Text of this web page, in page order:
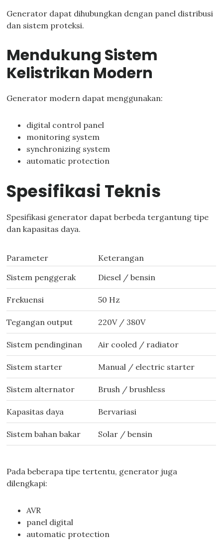
Generator dapat dihubungkan dengan panel distribusi
dan sistem proteksi.
Mendukung Sistem
Kelistrikan Modern
Generator modern dapat menggunakan:
digital control panel
monitoring system
synchronizing system
automatic protection
Spesifikasi Teknis
Spesifikasi generator dapat berbeda tergantung tipe
dan kapasitas daya.
Parameter
Keterangan
Sistem penggerak
Diesel / bensin
Frekuensi 50 Hz
Tegangan output 220V / 380V
Sistem pendinginan Air cooled / radiator
Sistem starter Manual / electric starter
Sistem alternator Brush / brushless
Kapasitas daya Bervariasi
Sistem bahan bakar Solar / bensin
Pada beberapa tipe tertentu, generator juga
dilengkapi:
AVR
panel digital
automatic protection